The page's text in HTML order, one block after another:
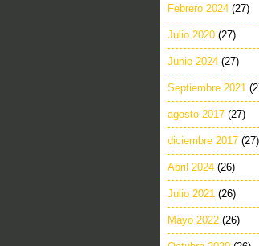
Febrero 2024 (27)
Julio 2020 (27)
Junio 2024 (27)
Septiembre 2021
agosto 2017 (27)
diciembre 2017 (27)
Abril 2024 (26)
Julio 2021 (26)
Mayo 2022 (26)